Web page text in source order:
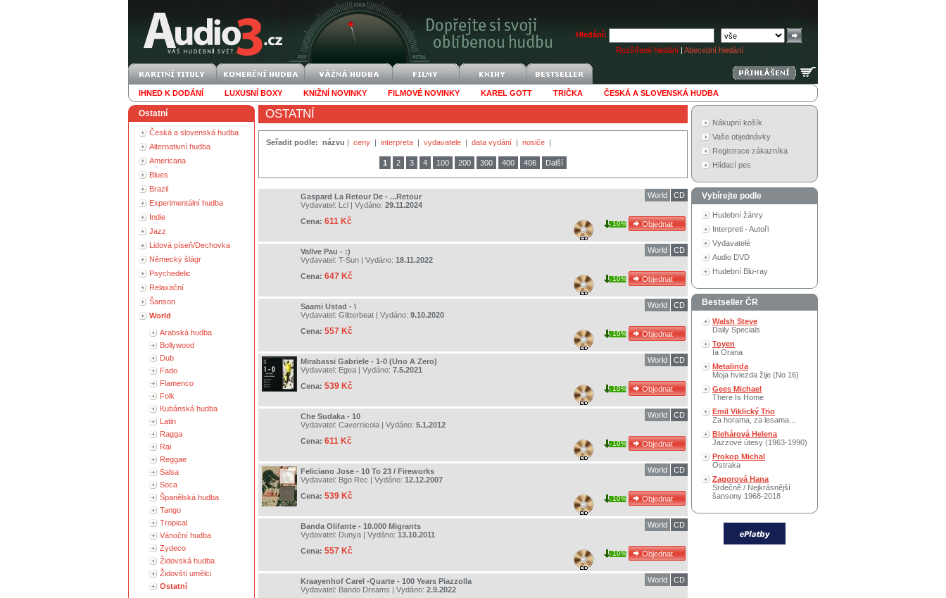
Hledání:
Rozšířené hledání | Abecední hledání
IHNED K DODÁNÍ LUXUSNÍ BOXY KNIŽNÍ NOVINKY FILMOVÉ NOVINKY KAREL GOTT TRIČKA ČESKÁ A SLOVENSKÁ HUDBA
Ostatní
Česká a slovenská hudba
Alternativní hudba
Americana
Blues
Brazil
Experimentální hudba
Indie
Jazz
Lidová píseň/Dechovka
Německý šlágr
Psychedelic
Relaxační
Šanson
World
Arabská hudba
Bollywood
Dub
Fado
Flamenco
Folk
Kubánská hudba
Latin
Ragga
Rai
Reggae
Salsa
Soca
Španělská hudba
Tango
Tropical
Vánoční hudba
Zydeco
Židovská hudba
Židovští umělci
Ostatní
OSTATNÍ
Seřadit podle: názvu | ceny | interpreta | vydavatele | data vydání | nosiče |
1 2 3 4 100 200 300 400 406 Další
Gaspard La Retour De - ...Retour
Vydavatel: Lcl | Vydáno: 29.11.2024
Cena: 611 Kč
CD
World
10%
Vallve Pau - :)
Vydavatel: T-Sun | Vydáno: 18.11.2022
Cena: 647 Kč
CD
World
10%
Saami Ustad - \
Vydavatel: Glitterbeat | Vydáno: 9.10.2020
Cena: 557 Kč
CD
World
10%
Mirabassi Gabriele - 1-0 (Uno A Zero)
Vydavatel: Egea | Vydáno: 7.5.2021
Cena: 539 Kč
CD
World
10%
Che Sudaka - 10
Vydavatel: Cavernicola | Vydáno: 5.1.2012
Cena: 611 Kč
CD
World
10%
Feliciano Jose - 10 To 23 / Fireworks
Vydavatel: Bgo Rec | Vydáno: 12.12.2007
Cena: 539 Kč
CD
World
10%
Banda Olifante - 10.000 Migrants
Vydavatel: Dunya | Vydáno: 13.10.2011
Cena: 557 Kč
CD
World
10%
Kraayenhof Carel -Quarte - 100 Years Piazzolla
Vydavatel: Bando Dreams | Vydáno: 2.9.2022
CD
World
Nákupní košík
Vaše objednávky
Registrace zákazníka
Hlídací pes
Vybírejte podle
Hudební žánry
Interpreti - Autoři
Vydavatelé
Audio DVD
Hudební Blu-ray
Bestseller ČR
Walsh Steve
Daily Specials
Toyen
Ia Orana
Metalinda
Moja hviezda žije (No 16)
Gees Michael
There Is Home
Emil Viklický Trio
Za horama, za lesama...
Blehárová Helena
Jazzové útesy (1963-1990)
Prokop Michal
Ostraka
Zagorová Hana
Srdečně / Nejkrásnější
šansony 1968-2018